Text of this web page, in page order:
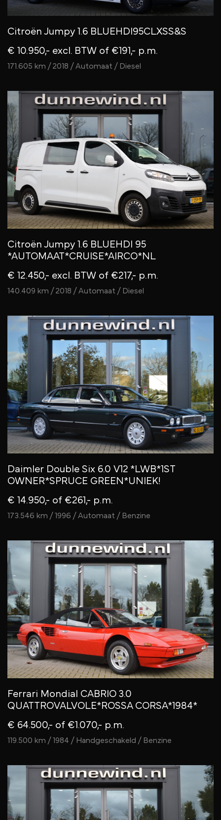
Citroën Jumpy 1.6 BLUEHDI95CLXSS&S
€ 10.950,- excl. BTW of €191,- p.m.
171.605 km / 2018 / Automaat / Diesel
Citroën Jumpy 1.6 BLUEHDI 95
*AUTOMAAT*CRUISE*AIRCO*NL
€ 12.450,- excl. BTW of €217,- p.m.
140.409 km / 2018 / Automaat / Diesel
Daimler Double Six 6.0 V12 *LWB*1ST
OWNER*SPRUCE GREEN*UNIEK!
€ 14.950,- of €261,- p.m.
173.546 km / 1996 / Automaat / Benzine
Ferrari Mondial CABRIO 3.0
QUATTROVALVOLE*ROSSA CORSA*1984*
€ 64.500,- of €1.070,- p.m.
119.500 km / 1984 / Handgeschakeld / Benzine